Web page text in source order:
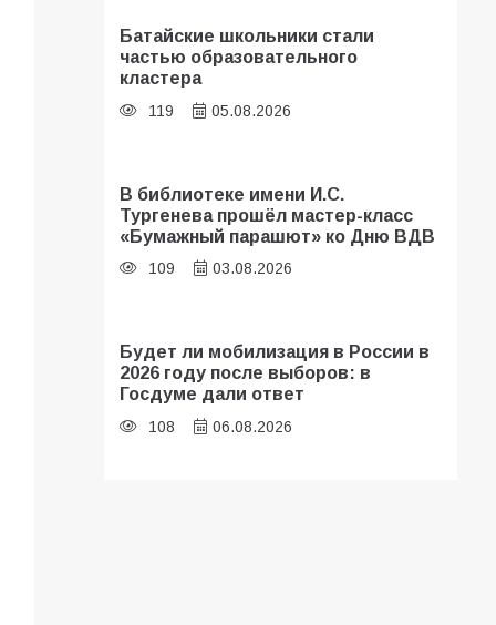
Батайские школьники стали
частью образовательного
кластера
119 05.08.2026
В библиотеке имени И.С.
Тургенева прошёл мастер-класс
«Бумажный парашют» ко Дню ВДВ
109 03.08.2026
Будет ли мобилизация в России в
2026 году после выборов: в
Госдуме дали ответ
108 06.08.2026